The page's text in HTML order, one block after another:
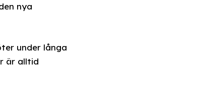
nya
under långa
är alltid